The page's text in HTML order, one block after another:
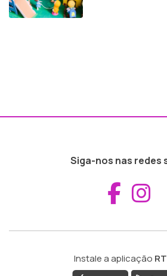
Siga-nos nas redes
Instale a aplicação